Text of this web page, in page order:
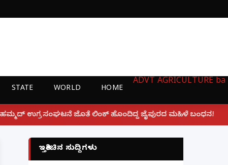
STATE WORLD HOME
ADVT AGRICULTURE ba
ಹೊಂದಿದ್ದ ಜೈಪುರದ ಮಹಿಳೆ ಬಂಧನ! | ಲಕ್ನೋ ಗೇಮಿಂಗ್
ಇತ್ತೀಚಿನ ಸುದ್ದಿಗಳು